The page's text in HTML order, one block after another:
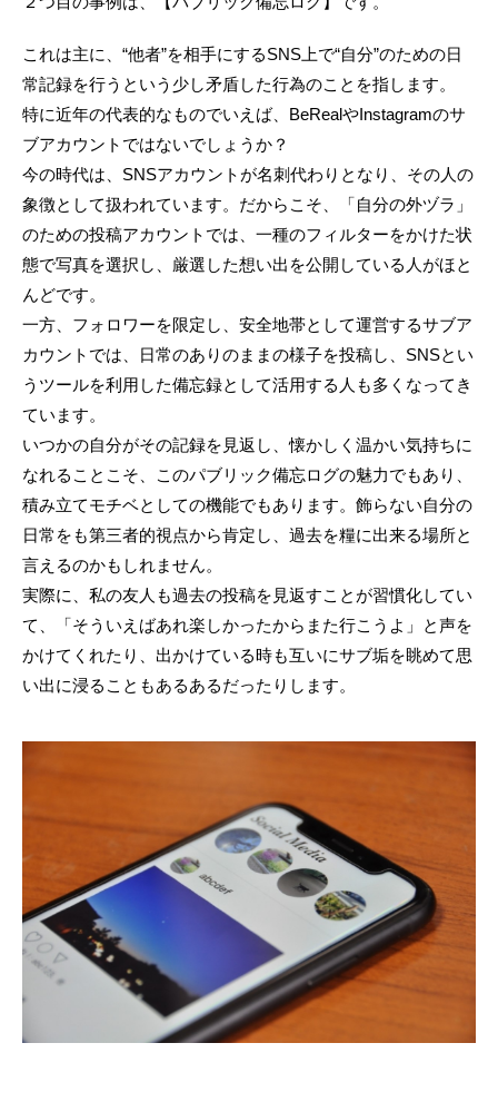
これは主に、“他者”を相手にするSNS上で“自分”のための日
常記録を行うという少し矛盾した行為のことを指します。
特に近年の代表的なものでいえば、BeRealやInstagramのサ
ブアカウントではないでしょうか？
今の時代は、SNSアカウントが名刺代わりとなり、その人の
象徴として扱われています。だからこそ、「自分の外ヅラ」
のための投稿アカウントでは、一種のフィルターをかけた状
態で写真を選択し、厳選した想い出を公開している人がほと
んどです。
一方、フォロワーを限定し、安全地帯として運営するサブア
カウントでは、日常のありのままの様子を投稿し、SNSとい
うツールを利用した備忘録として活用する人も多くなってき
ています。
いつかの自分がその記録を見返し、懐かしく温かい気持ちに
なれることこそ、このパブリック備忘ログの魅力でもあり、
積み立てモチベとしての機能でもあります。飾らない自分の
日常をも第三者的視点から肯定し、過去を糧に出来る場所と
言えるのかもしれません。
実際に、私の友人も過去の投稿を見返すことが習慣化してい
て、「そういえばあれ楽しかったからまた行こうよ」と声を
かけてくれたり、出かけている時も互いにサブ垢を眺めて思
い出に浸ることもあるあるだったりします。